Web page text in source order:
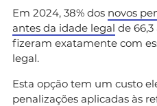
Em 2024, 38% dos novos
antes da idade legal de
fizeram exatamente com
legal.
Esta opção tem um custo
penalizações aplicadas às